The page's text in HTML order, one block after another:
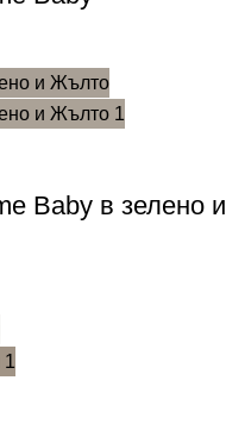
Baby в зелено и